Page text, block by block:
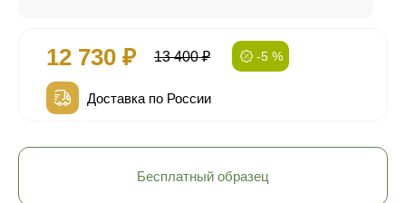
12 730 ₽ 13 400 ₽ -5 %
Доставка по России
Бесплатный образец